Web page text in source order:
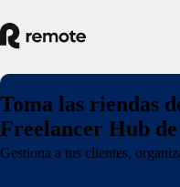
Toma las riendas
Freelancer Hub
Gestiona a tus clientes,